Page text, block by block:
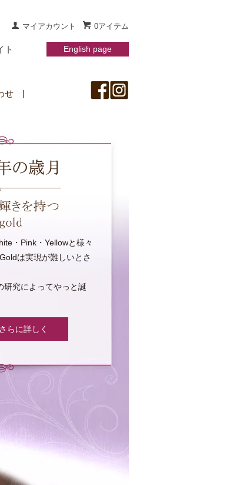
0アイテム
マイアカウント
ト
せ |
English page
・Pink・Yellowと様々
は実現が難しいとさ
研究によってやっと誕
らに詳しく